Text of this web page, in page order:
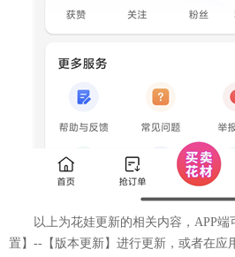
以上为花娃更新的相关内容，APP
置】--【版本更新】进行更新，或者在应